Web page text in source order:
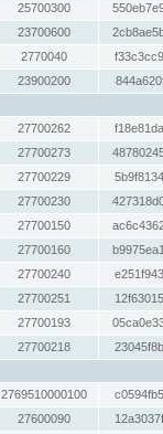
25700300
23700600
2770040
23900200
27700262
27700273
27700229
27700230
27700150
27700160
27700240
27700251
27700193
27700218
2769510000100
27600090